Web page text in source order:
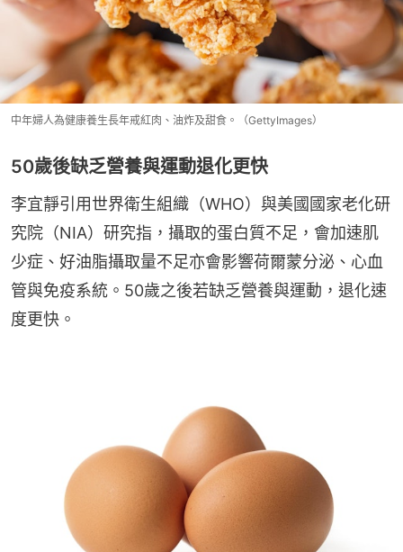
中年婦人為健康養生長年戒紅肉、油炸及甜食。（GettyImages）
50歲後缺乏營養與運動退化更快
李宜靜引用世界衛生組織（WHO）與美國國家老化研
究院（NIA）研究指，攝取的蛋白質不足，會加速肌
少症、好油脂攝取量不足亦會影響荷爾蒙分泌、心血
管與免疫系統。50歲之後若缺乏營養與運動，退化速
度更快。